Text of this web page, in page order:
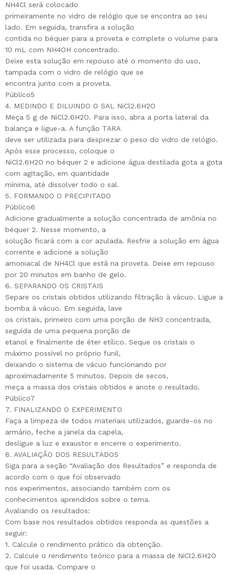
NH4Cl será colocado
primeiramente no vidro de relógio que se encontra ao seu
lado. Em seguida, transfira a solução
contida no béquer para a proveta e complete o volume para
10 mL com NH4OH concentrado.
Deixe esta solução em repouso até o momento do uso,
tampada com o vidro de relógio que se
encontra junto com a proveta.
Público5
4. MEDINDO E DILUINDO O SAL NiCl2.6H2O
Meça 5 g de NiCl2.6H2O. Para isso, abra a porta lateral da
balança e ligue-a. A função TARA
deve ser utilizada para desprezar o peso do vidro de relógio.
Após esse processo, coloque o
NiCl2.6H2O no béquer 2 e adicione água destilada gota a gota
com agitação, em quantidade
mínima, até dissolver todo o sal.
5. FORMANDO O PRECIPITADO
Público6
Adicione gradualmente a solução concentrada de amônia no
béquer 2. Nesse momento, a
solução ficará com a cor azulada. Resfrie a solução em água
corrente e adicione a solução
amoniacal de NH4Cl que está na proveta. Deixe em repouso
por 20 minutos em banho de gelo.
6. SEPARANDO OS CRISTAIS
Separe os cristais obtidos utilizando filtração à vácuo. Ligue a
bomba à vácuo. Em seguida, lave
os cristais, primeiro com uma porção de NH3 concentrada,
seguida de uma pequena porção de
etanol e finalmente de éter etílico. Seque os cristais o
máximo possível no próprio funil,
deixando o sistema de vácuo funcionando por
aproximadamente 5 minutos. Depois de secos,
meça a massa dos cristais obtidos e anote o resultado.
Público7
7. FINALIZANDO O EXPERIMENTO
Faça a limpeza de todos materiais utilizados, guarde-os no
armário, feche a janela da capela,
desligue a luz e exaustor e encerre o experimento.
8. AVALIAÇÃO DOS RESULTADOS
Siga para a seção “Avaliação dos Resultados” e responda de
acordo com o que foi observado
nos experimentos, associando também com os
conhecimentos aprendidos sobre o tema.
Avaliando os resultados:
Com base nos resultados obtidos responda as questões a
seguir:
1. Calcule o rendimento prático da obtenção.
2. Calcule o rendimento teórico para a massa de NiCl2.6H2O
que foi usada. Compare o